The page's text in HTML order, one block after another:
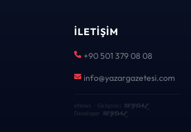
İLETIŞIM
+90 501 379 08 08
info@yazargazetesi.com
eNews · Geliştirici KEYDAL·
Developer KEYDAL